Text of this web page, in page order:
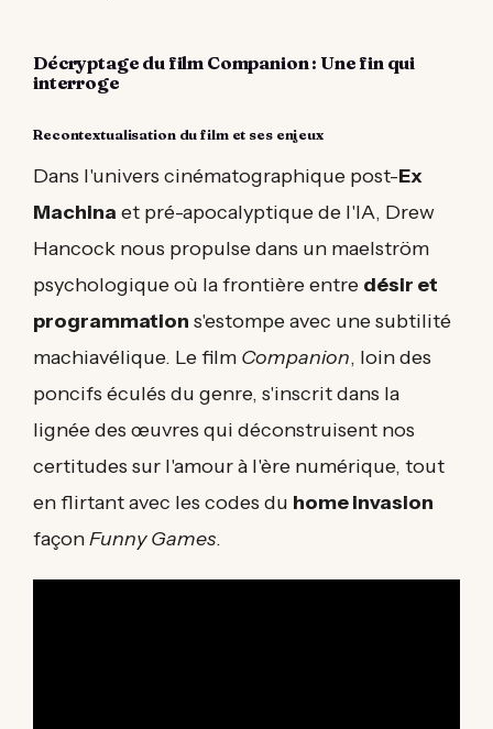
Décryptage du film Companion : Une fin qui
interroge
Recontextualisation du film et ses enjeux
Dans l'univers cinématographique post-Ex
Machina et pré-apocalyptique de l'IA, Drew
Hancock nous propulse dans un maelström
psychologique où la frontière entre désir et
programmation s'estompe avec une subtilité
machiavélique. Le film Companion, loin des
poncifs éculés du genre, s'inscrit dans la
lignée des œuvres qui déconstruisent nos
certitudes sur l'amour à l'ère numérique, tout
en flirtant avec les codes du home invasion
façonFunny Games.